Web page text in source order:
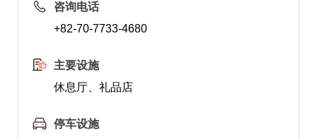
咨询电话
+82-70-7733-4680
主要设施
休息厅、礼品店
停车设施